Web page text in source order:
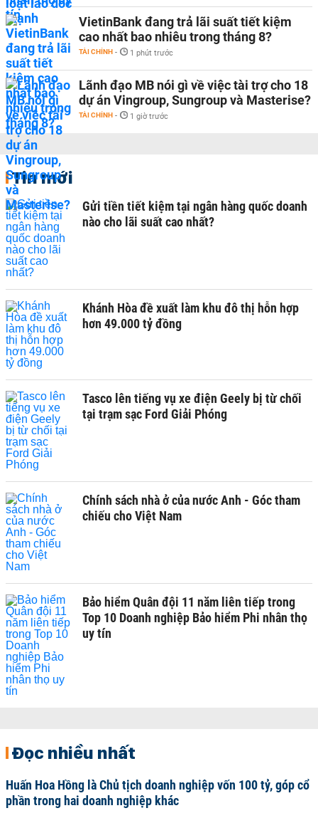
VietinBank đang trả lãi suất tiết kiệm
cao nhất bao nhiêu trong tháng 8?
TÀI CHÍNH - 1 phút trước
Lãnh đạo MB nói gì về việc tài trợ cho 18
dự án Vingroup, Sungroup và Masterise?
TÀI CHÍNH - 1 giờ trước
Tin mới
Gửi tiền tiết kiệm tại ngân hàng quốc doanh
nào cho lãi suất cao nhất?
Khánh Hòa đề xuất làm khu đô thị hỗn hợp
hơn 49.000 tỷ đồng
Tasco lên tiếng vụ xe điện Geely bị từ chối
tại trạm sạc Ford Giải Phóng
Chính sách nhà ở của nước Anh - Góc tham
chiếu cho Việt Nam
Bảo hiểm Quân đội 11 năm liên tiếp trong
Top 10 Doanh nghiệp Bảo hiểm Phi nhân thọ
uy tín
Đọc nhiều nhất
Huấn Hoa Hồng là Chủ tịch doanh nghiệp vốn 100 tỷ, góp cổ
phần trong hai doanh nghiệp khác